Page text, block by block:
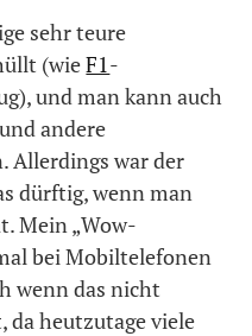
sehr teure
(wieF1 -
und man kann auch
andere
Allerdings war der
dürftig, wenn man
Mein „Wow-
bei Mobiltelefonen
wenn das nicht
da heutzutage viele